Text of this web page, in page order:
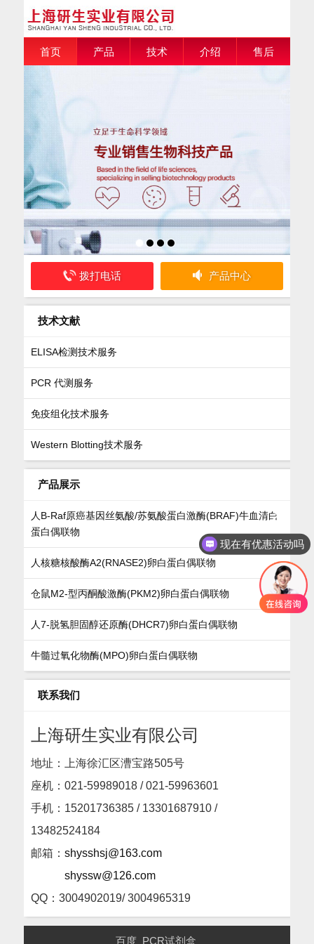
首页 产品 技术 介绍 售后
拨打电话 产品中心
技术文献
ELISA检测技术服务
PCR 代测服务
免疫组化技术服务
Western Blotting技术服务
产品展示
人B-Raf原癌基因丝氨酸/苏氨酸蛋白激酶(BRAF)牛血清白
蛋白偶联物
人核糖核酸酶A2(RNASE2)卵白蛋白偶联物
仓鼠M2-型丙酮酸激酶(PKM2)卵白蛋白偶联物
人7-脱氢胆固醇还原酶(DHCR7)卵白蛋白偶联物
牛髓过氧化物酶(MPO)卵白蛋白偶联物
联系我们
上海研生实业有限公司
地址：上海徐汇区漕宝路505号
座机： 021-59989018 / 021-59963601
手机：15201736385 / 13301687910 /
13482524184
邮箱： shysshsj@163.com
shyssw@126.com
QQ：3004902019/ 3004965319
百度 PCR试剂盒
可以介绍下你们的产品么
现在有优惠活动吗